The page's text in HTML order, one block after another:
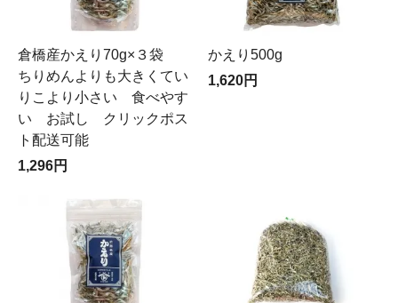
倉橋産かえり70g×３袋
ちりめんよりも大きくてい
りこより小さい 食べやす
い お試し クリックポス
ト配送可能
1,296円
かえり500g
1,620円